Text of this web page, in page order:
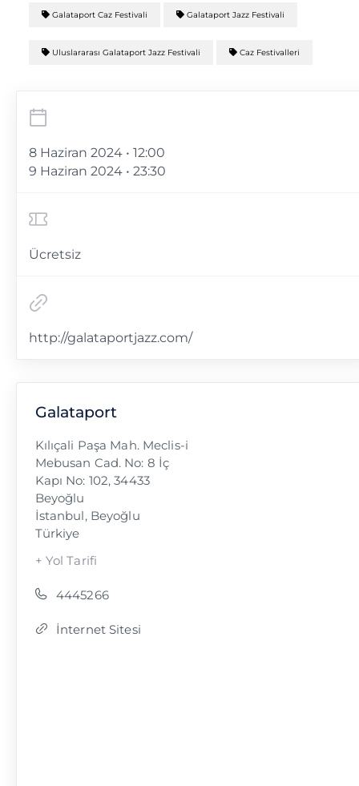
Galataport Caz Festivali Galataport Jazz Festivali
Uluslararası Galataport Jazz Festivali Caz Festivalleri
8 Haziran 2024 • 12:00
9 Haziran 2024 • 23:30
Ücretsiz
http://galataportjazz.com/
Galataport
Kılıçali Paşa Mah. Meclis-i
Mebusan Cad. No: 8 İç
Kapı No: 102, 34433
Beyoğlu
İstanbul, Beyoğlu
Türkiye
+ Yol Tarifi
4445266
İnternet Sitesi